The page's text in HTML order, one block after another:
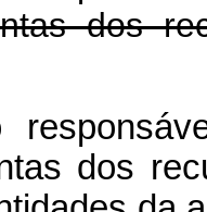
dos
dos